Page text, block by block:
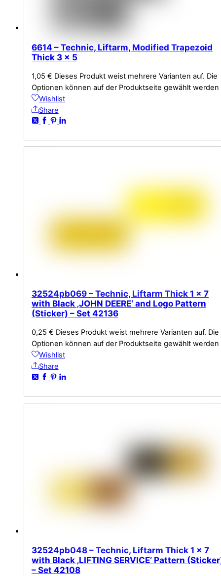
6614 – Technic, Liftarm, Modified Trapezoid
Thick 3 x 5
1,05 € Dieses Produkt weist mehrere Varianten auf. Die
Optionen können auf der Produktseite gewählt werden
Wishlist
Share
32524pb069 – Technic, Liftarm Thick 1 x 7
with Black ‚JOHN DEERE‘ and Logo Pattern
(Sticker) – Set 42136
0,25 € Dieses Produkt weist mehrere Varianten auf. Die
Optionen können auf der Produktseite gewählt werden
Wishlist
Share
32524pb048 – Technic, Liftarm Thick 1 x 7
with Black ‚LIFTING SERVICE‘ Pattern
– Set 42108